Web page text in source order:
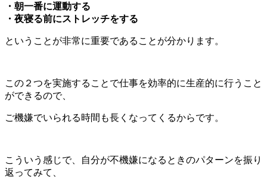
・朝一番に運動する
・夜寝る前にストレッチをする
ということが非常に重要であることが分かります。
この２つを実施することで仕事を効率的に生産的に行うこと
ができるので、
ご機嫌でいられる時間も長くなってくるからです。
こういう感じで、自分が不機嫌になるときのパターンを振り
返ってみて、